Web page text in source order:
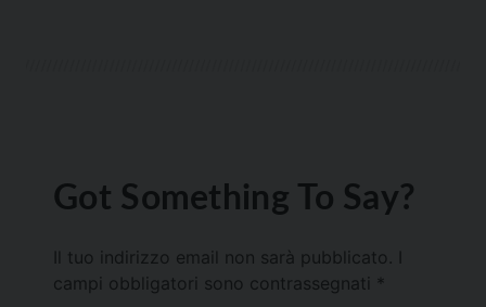
Got Something To Say?
Il tuo indirizzo email non sarà pubblicato.
campi obbligatori sono contrassegnati *